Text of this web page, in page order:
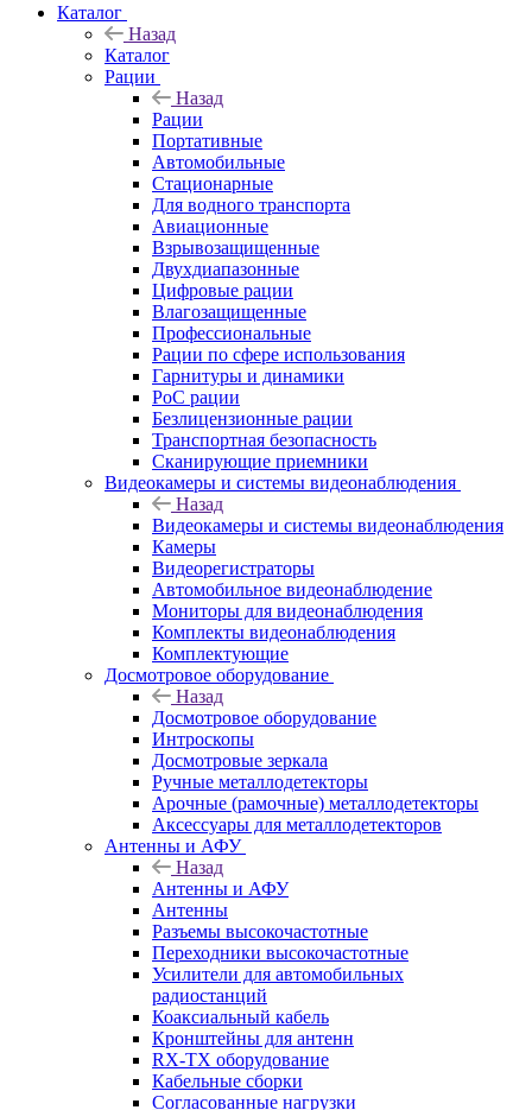
Каталог
Назад
Каталог
Рации
Назад
Рации
Портативные
Автомобильные
Стационарные
Для водного транспорта
Авиационные
Взрывозащищенные
Двухдиапазонные
Цифровые рации
Влагозащищенные
Профессиональные
Рации по сфере использования
Гарнитуры и динамики
PoC рации
Безлицензионные рации
Транспортная безопасность
Сканирующие приемники
Видеокамеры и системы видеонаблюдения
Назад
Видеокамеры и системы видеонаблюдения
Камеры
Видеорегистраторы
Автомобильное видеонаблюдение
Мониторы для видеонаблюдения
Комплекты видеонаблюдения
Комплектующие
Досмотровое оборудование
Назад
Досмотровое оборудование
Интроскопы
Досмотровые зеркала
Ручные металлодетекторы
Арочные (рамочные) металлодетекторы
Аксессуары для металлодетекторов
Антенны и АФУ
Назад
Антенны и АФУ
Антенны
Разъемы высокочастотные
Переходники высокочастотные
Усилители для автомобильных
радиостанций
Коаксиальный кабель
Кронштейны для антенн
RX-TX оборудование
Кабельные сборки
Согласованные нагрузки